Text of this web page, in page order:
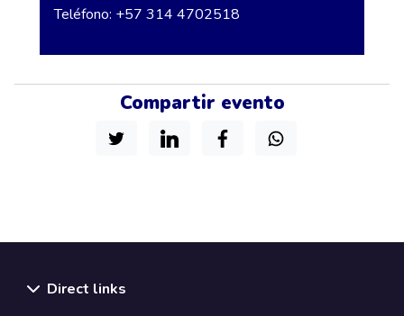
Teléfono: +57 314 4702518
Compartir evento
Direct links